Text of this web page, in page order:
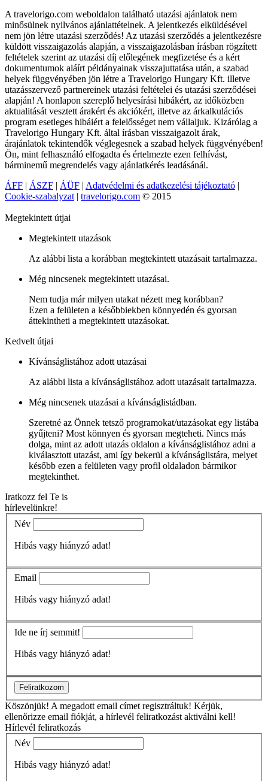
A travelorigo.com weboldalon található utazási ajánlatok nem
minősülnek nyilvános ajánlattételnek. A jelentkezés elküldésével
nem jön létre utazási szerződés! Az utazási szerződés a jelentkezésre
küldött visszaigazolás alapján, a visszaigazolásban írásban rögzített
feltételek szerint az utazási díj előlegének megfizetése és a kért
dokumentumok aláírt példányainak visszajuttatása után, a szabad
helyek függvényében jön létre a Travelorigo Hungary Kft. illetve
utazásszervező partnereinek utazási feltételei és utazási szerződései
alapján! A honlapon szereplő helyesírási hibákért, az időközben
aktualitását vesztett árakért és akciókért, illetve az árkalkulációs
program esetleges hibáiért a felelősséget nem vállaljuk. Kizárólag a
Travelorigo Hungary Kft. által írásban visszaigazolt árak,
árajánlatok tekintendők véglegesnek a szabad helyek függvényében!
Ön, mint felhasználó elfogadta és értelmezte ezen felhívást,
bárminemű megrendelés vagy ajánlatkérés leadásánál.
ÁFF | ÁSZF | ÁÜF | Adatvédelmi és adatkezelési tájékoztató |
Cookie-szabalyzat | travelorigo.com © 2015
Megtekintett útjai
Megtekintett utazások
Az alábbi lista a korábban megtekintett utazásait tartalmazza.
Még nincsenek megtekintett utazásai.
Nem tudja már milyen utakat nézett meg korábban?
Ezen a felületen a későbbiekben könnyedén és gyorsan
áttekintheti a megtekintett utazásokat.
Kedvelt útjai
Kívánságlistához adott utazásai
Az alábbi lista a kívánságlistához adott utazásait tartalmazza.
Még nincsenek utazásai a kívánságlistádban.
Szeretné az Önnek tetsző programokat/utazásokat egy listába
gyűjteni? Most könnyen és gyorsan megteheti. Nincs más
dolga, mint az adott utazás oldalon a kívánságlistához adni a
kiválasztott utazást, ami így bekerül a kívánságlistára, melyet
később ezen a felületen vagy profil oldaladon bármikor
megtekinthet.
Iratkozz fel Te is
hírlevelünkre!
Név
Hibás vagy hiányzó adat!
Email
Hibás vagy hiányzó adat!
Ide ne írj semmit!
Hibás vagy hiányzó adat!
Feliratkozom
Köszönjük! A megadott email címet regisztráltuk! Kérjük,
ellenőrizze email fiókját, a hírlevél feliratkozást aktiválni kell!
Hírlevél feliratkozás
Név
Hibás vagy hiányzó adat!